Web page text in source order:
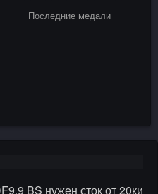
Последние медали
BS нужен сток от 20ки